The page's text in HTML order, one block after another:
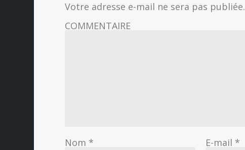
Votre adresse e-mail ne sera pas publiée.
COMMENTAIRE
Nom * E-mail *